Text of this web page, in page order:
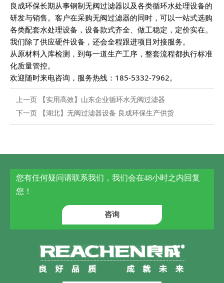
良成环保长期从事钢制无阀过滤器以及各类循环水处理设备的
研发与销售。客户在采购无阀过滤器的同时，可以一站式选购
各类配套水处理设备，设备款式齐全、做工稳定，定价实在。
我们除了供应硬件设备，还会全程跟进项目对接服务。
从原材料入库检测，到每一道生产工序，整套流程都执行标准
化质量管控。
欢迎随时来电咨询，服务热线：185-5332-7962。
上一页
【实用高效】山东企业循环水无阀过滤器
下一页
【湖北】无阀过滤器设备 良成环保生产供货
您有任何疑问请联系我们，我们会在48小时之内回复
您！
咨询